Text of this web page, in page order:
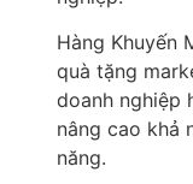
Hàng Khuyến
quà tặng
doanh nghiệp
nâng cao khả
năng.